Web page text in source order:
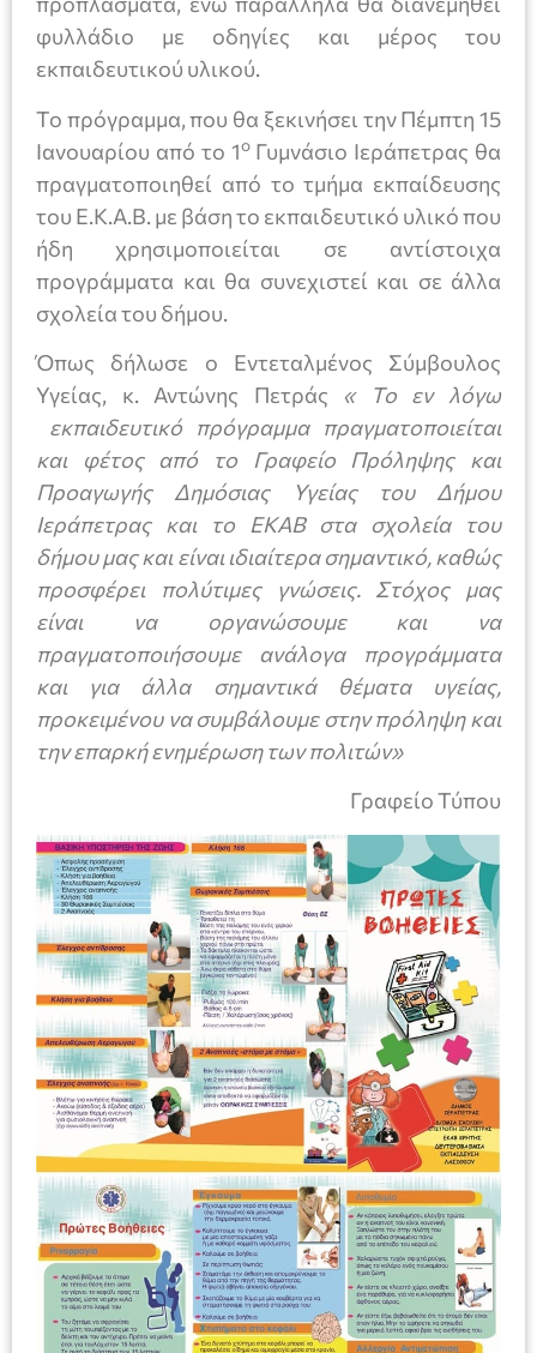
φυλλάδιο με οδηγίες και μέρος του
εκπαιδευτικού υλικού.
Το πρόγραμμα, που θα ξεκινήσει την Πέμπτη 15
Ιανουαρίου από το 1οΓυμνάσιο Ιεράπετρας θα
πραγματοποιηθεί από το τμήμα εκπαίδευσης
του Ε.Κ.Α.Β. με βάση το εκπαιδευτικό υλικό που
ήδη χρησιμοποιείται σε αντίστοιχα
προγράμματα και θα συνεχιστεί και σε άλλα
σχολεία του δήμου.
Όπως δήλωσε ο Εντεταλμένος Σύμβουλος
Υγείας, κ. Αντώνης Πετράς « Το εν λόγω
εκπαιδευτικό πρόγραμμα πραγματοποιείται
και φέτος από το Γραφείο Πρόληψης και
Προαγωγής Δημόσιας Υγείας του Δήμου
Ιεράπετρας και το ΕΚΑΒ στα σχολεία του
δήμου μας και είναι ιδιαίτερα σημαντικό, καθώς
προσφέρει πολύτιμες γνώσεις. Στόχος μας
είναι να οργανώσουμε και να
πραγματοποιήσουμε ανάλογα προγράμματα
και για άλλα σημαντικά θέματα υγείας,
προκειμένου να συμβάλουμε στην πρόληψη και
την επαρκή ενημέρωση των πολιτών»
Γραφείο Τύπου